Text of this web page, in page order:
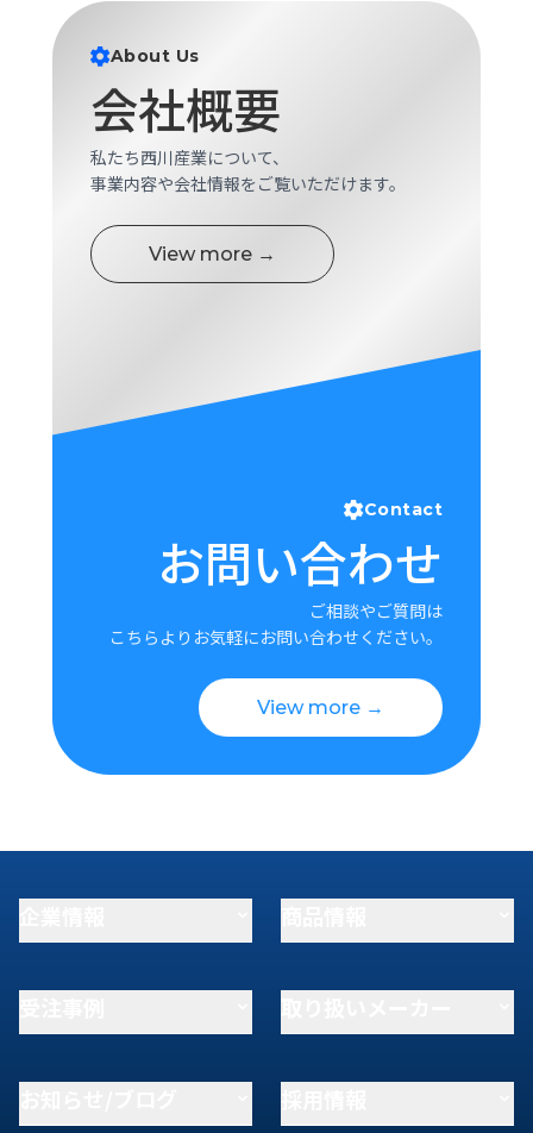
About Us
会社概要
私たち西川産業について、
事業内容や会社情報をご覧いただけます。
View more →
Contact
お問い合わせ
ご相談やご質問は
こちらよりお気軽にお問い合わせください。
View more →